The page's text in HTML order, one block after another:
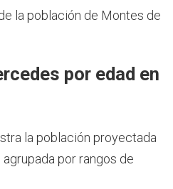
la población de Montes de
por edad en
la población proyectada
por rangos de